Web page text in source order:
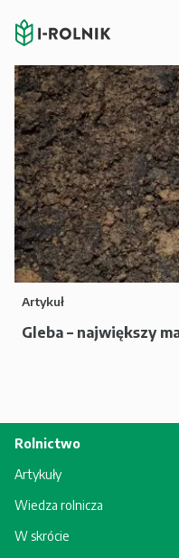
Artykuł
Gleba – największy
Rolnictwo
Artykuły
Wiedza rolnicza
W skrócie